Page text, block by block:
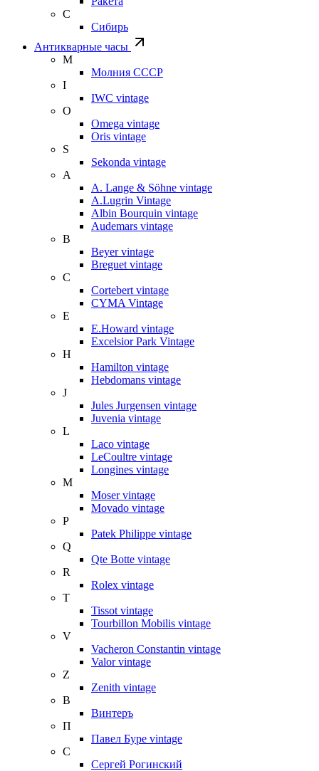
С
Сибирь
Антикварные часы
М
Молния СССР
I
IWC vintage
O
Omega vintage
Oris vintage
S
Sekonda vintage
A
A. Lange & Söhne vintage
A.Lugrin Vintage
Albin Bourquin vintage
Audemars vintage
B
Beyer vintage
Breguet vintage
C
Cortebert vintage
CYMA Vintage
E
E.Howard vintage
Excelsior Park Vintage
H
Hamilton vintage
Hebdomans vintage
J
Jules Jurgensen vintage
Juvenia vintage
L
Laco vintage
LeCoultre vintage
Longines vintage
M
Moser vintage
Movado vintage
P
Patek Philippe vintage
Q
Qte Botte vintage
R
Rolex vintage
T
Tissot vintage
Tourbillon Mobilis vintage
V
Vacheron Constantin vintage
Valor vintage
Z
Zenith vintage
В
Винтеръ
П
Павел Буре vintage
С
Сергей Рогинский